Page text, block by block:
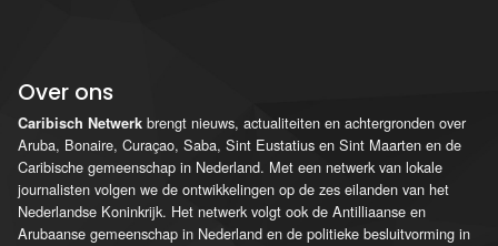
Over ons
Caribisch Netwerk brengt nieuws, actualiteiten en achtergronden over
Aruba, Bonaire, Curaçao, Saba, Sint Eustatius en Sint Maarten en de
Caribische gemeenschap in Nederland. Met een netwerk van lokale
journalisten volgen we de ontwikkelingen op de zes eilanden van het
Nederlandse Koninkrijk. Het netwerk volgt ook de Antilliaanse en
Arubaanse gemeenschap in Nederland en de politieke besluitvorming in